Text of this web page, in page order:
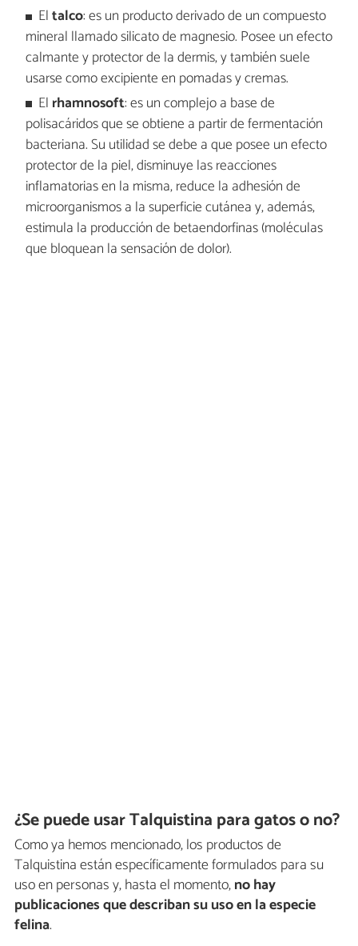
Eltalco:es un producto derivado de un compuesto
mineral llamado silicato de magnesio. Posee un efecto
calmante y protector de la dermis, y también suele
usarse como excipiente en pomadas y cremas.
El rhamnosoft:es un complejo a base de
polisacáridos que se obtiene a partir de fermentación
bacteriana. Su utilidad se debe a que posee un efecto
protector de la piel, disminuye las reacciones
inflamatorias en la misma, reduce la adhesión de
microorganismos a la superficie cutánea y, además,
estimula la producción de betaendorfinas (moléculas
que bloquean la sensación de dolor).
¿Se puede usar Talquistina para gatos o no?
Como ya hemos mencionado, los productos de
Talquistina están específicamente formulados para su
uso en personas y, hasta el momento,no hay
publicaciones que describan su uso en la especie
felina.